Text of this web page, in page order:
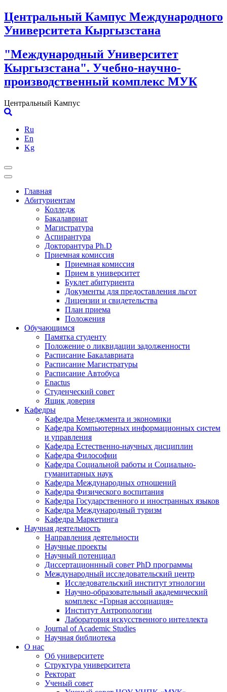
Skip
to
content
Центральный Кампус Международного
Университета Кыргызстана
"Международный Университет
Кыргызстана". Учебно-научно-
производственный комплекс МУК
Центральный Кампус
Ru
En
Kg
Главная
Абитуриентам
Колледж
Бакалавриат
Магистратура
Аспирантура
Докторантура Ph.D
Приемная комиссия
Приемная комиссия
Прием в университет
Буклет абитуриента
Документы для предоставления льгот
Лицензии и свидетельства
План приема
Положения
Обучающимся
Памятка студенту
Положение о ликвидации задолженности
Расписание Бакалавриата
Расписание Магистратуры
Расписание Автобуса
Enactus
Студенческий совет
Ящик доверия
Кафедры
Кафедра Менеджмента и экономики
Кафедра Компьютерных информационных систем
и управления
Кафедра Естественно-научных дисциплин
Кафедра Философии
Кафедра Социальной работы и Социально-
гуманитарных наук
Кафедра Международных отношений
Кафедра Физического воспитания
Кафедра Государственного и иностранных языков
Кафедра Международный туризм
Кафедра Маркетинга
Научная деятельность
Направления деятельности
Научные проекты
Научный потенциал
Диссертационнный совет PhD программы
Международный исследовательский центр
Исследовательский институт этнологии
Научно-образовательный академический
комплекс «Горная ассоциация»
Институт Антропологии
Лаборатория искусственного интеллекта
Journal of Academic Studies
Научная библиотека
О нас
Об университете
Структура университета
Ректорат
Ученый совет